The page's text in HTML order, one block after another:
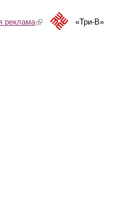
реклама(link is external)«Три-В»